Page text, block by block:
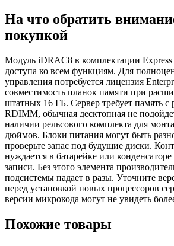
На что обратить
покупкой
Модуль iDRAC8 в комплектации Express
доступа ко всем функциям. Для
управления потребуется лицензия
совместимость планок памяти при
штатных 16 ГБ. Сервер требует память с
RDIMM, обычная десктопная не
наличии рельсового комплекта для
дюймов. Блоки питания могут быть
проверьте запас под будущие диски.
нуждается в батарейке или
записи. Без этого элемента
подсистемы падает в разы. Уточните
перед установкой новых процессоров
версии микрокода могут не увидеть
Похожие товары